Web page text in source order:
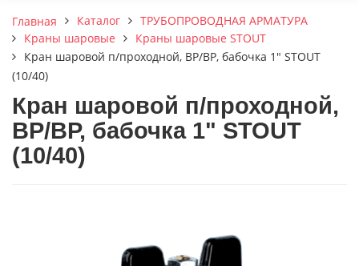
Главная Каталог
ТРУБОПРОВОДНАЯ АРМАТУРА
Краны шаровые
Краны шаровые STOUT
Кран шаровой п/проходной, ВР/ВР, бабочка 1" STOUT
(10/40)
Кран шаровой п/проходной,
ВР/ВР, бабочка 1" STOUT
(10/40)